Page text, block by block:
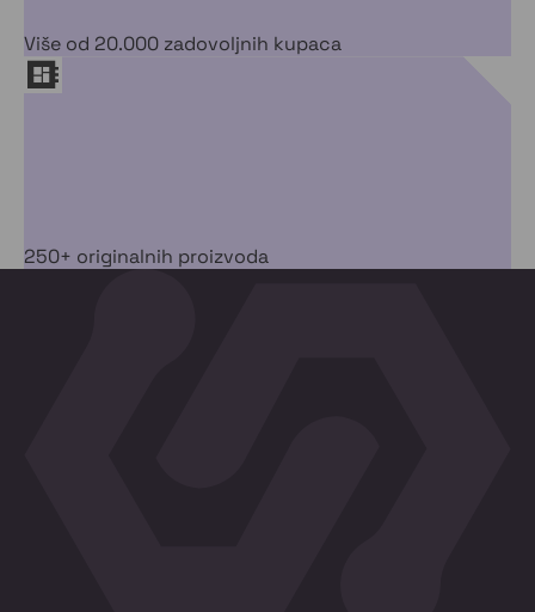
Više od 20.000 zadovoljnih kupaca
250+ originalnih proizvoda